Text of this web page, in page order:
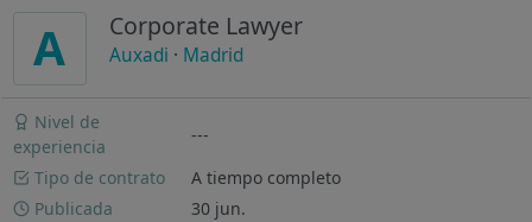
A Corporate Lawyer
Auxadi · Madrid
Nivel de
experiencia
---
Tipo de contrato
A tiempo completo
Publicada
30 jun.